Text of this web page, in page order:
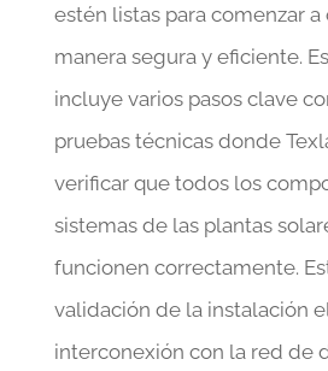
estén listas para comenzar a
manera segura y eficiente.
incluye varios pasos clave
pruebas técnicas donde
verificar que todos los
sistemas de las plantas
funcionen correctamente.
validación de la instalación
interconexión con la red de